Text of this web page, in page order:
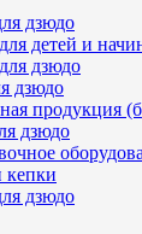
дзюдо
детей и
дзюдо
дзюдо
продукция
дзюдо
дзюдо